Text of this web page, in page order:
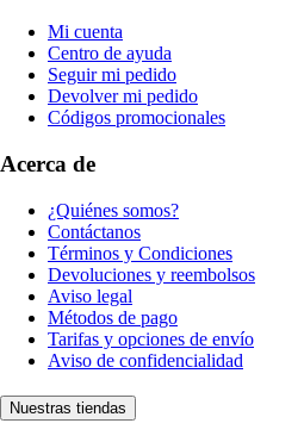
Mi cuenta
Centro de ayuda
Seguir mi pedido
Devolver mi pedido
Códigos promocionales
Acerca de
¿Quiénes somos?
Contáctanos
Términos y Condiciones
Devoluciones y reembolsos
Aviso legal
Métodos de pago
Tarifas y opciones de envío
Aviso de confidencialidad
Nuestras tiendas